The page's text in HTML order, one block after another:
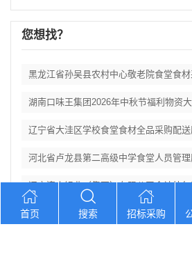
您想找？
黑龙江省孙吴县农村中心敬老院食堂食材
湖南口味王集团2026年中秋节福利物资大
辽宁省大洼区学校食堂食材全品采购配
河北省卢龙县第二高级中学食堂人员管
辽宁连山铝业（集团）有限公司会计外
首页 搜索 招标采购